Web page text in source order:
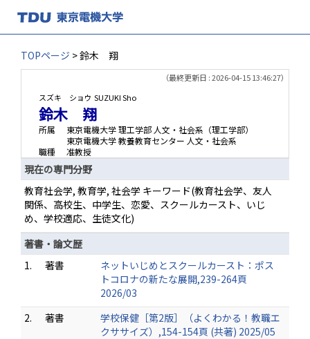
TOPページ > 鈴木 翔
（最終更新日 : 2026-04-15 13:46:27）
スズキ ショウ SUZUKI Sho
鈴木 翔
所属
東京電機大学 理工学部 人文・社会系（理工学部）
東京電機大学 教養教育センター 人文・社会系
職種
准教授
現在の専門分野
教育社会学, 教育学, 社会学 キーワード(教育社会学、友人
関係、高校生、中学生、恋愛、スクールカースト、いじ
め、学校適応、生徒文化)
著書・論文歴
1.
著書
ネットいじめとスクールカースト：ポス
トコロナの新たな展開,239-264頁
2026/03
2.
著書
学校保健［第2版］（よくわかる！教職エ
クササイズ）,154-154頁 (共著) 2025/05